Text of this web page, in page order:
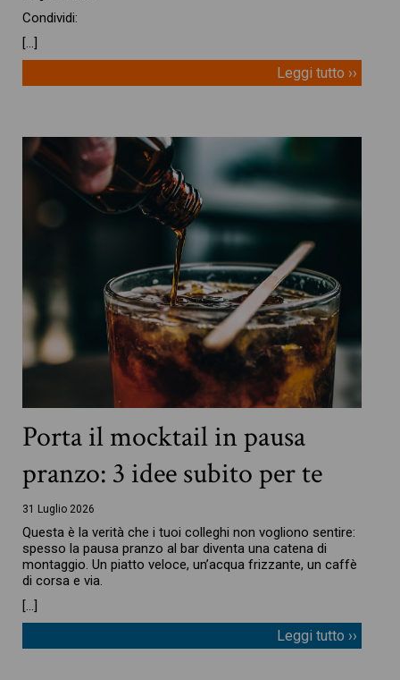
Condividi:
[…]
Leggi tutto ››
Porta il mocktail in pausa
pranzo: 3 idee subito per te
31 Luglio 2026
Questa è la verità che i tuoi colleghi non vogliono sentire:
spesso la pausa pranzo al bar diventa una catena di
montaggio. Un piatto veloce, un’acqua frizzante, un caffè
di corsa e via.
[…]
Leggi tutto ››